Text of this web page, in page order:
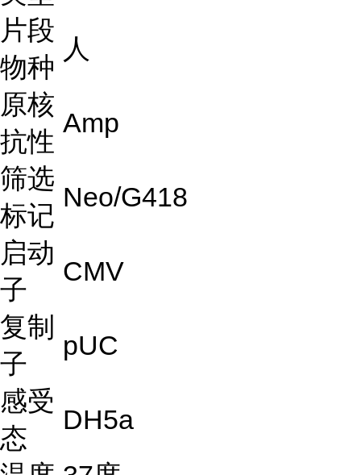
片段
物种
人
原核
抗性
Amp
筛选
标记
Neo/G418
启动
子
CMV
复制
子
pUC
感受
态
DH5a